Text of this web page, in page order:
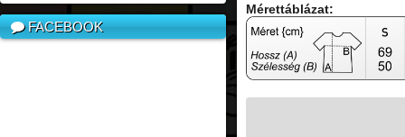
FACEBOOK
Mérettáblázat: